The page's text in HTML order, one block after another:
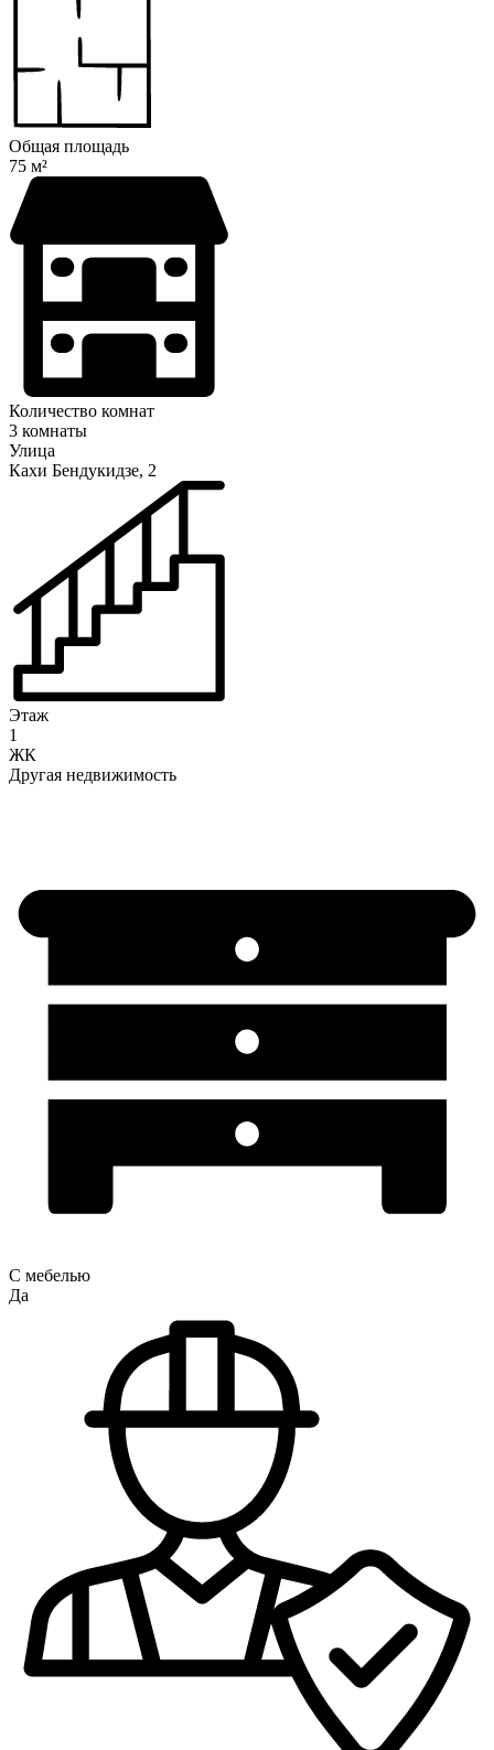
Общая площадь
75 м²
Количество комнат
3 комнаты
Улица
Кахи Бендукидзе, 2
Этаж
1
ЖК
Другая недвижимость
С мебелью
Да